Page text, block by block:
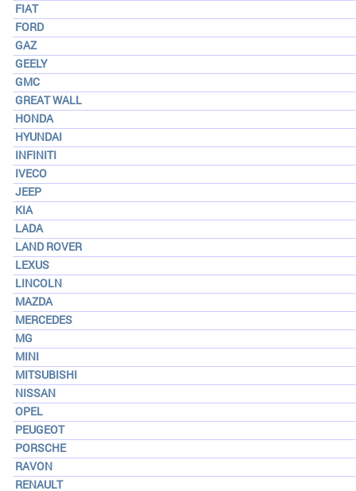
FIAT
FORD
GAZ
GEELY
GMC
GREAT WALL
HONDA
HYUNDAI
INFINITI
IVECO
JEEP
KIA
LADA
LAND ROVER
LEXUS
LINCOLN
MAZDA
MERCEDES
MG
MINI
MITSUBISHI
NISSAN
OPEL
PEUGEOT
PORSCHE
RAVON
RENAULT